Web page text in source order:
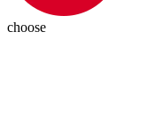
choose